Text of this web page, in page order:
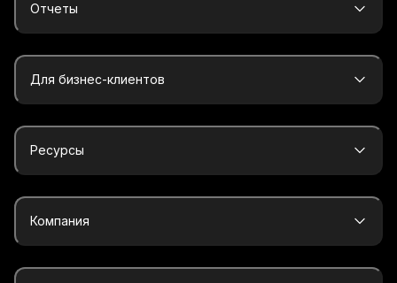
Отчеты
Для бизнес-клиентов
Ресурсы
Компания